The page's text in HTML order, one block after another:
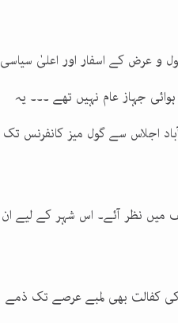
و عرض کے اسفار اور اعلیٰ سیاسی
جہاز عام نہیں تھے ۔۔۔ یہ
اجلاس سے گول میز کانفرنس تک
میں نظر آئے۔ اس شہر کے لیے ان
کی کفالت بھی لمبے عرصے تک ذمے